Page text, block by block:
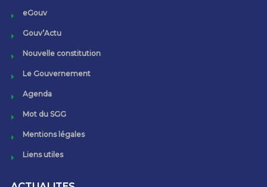
eGouv
Gouv’Actu
Nouvelle constitution
Le Gouvernement
Agenda
Mot du SGG
Mentions légales
Liens utiles